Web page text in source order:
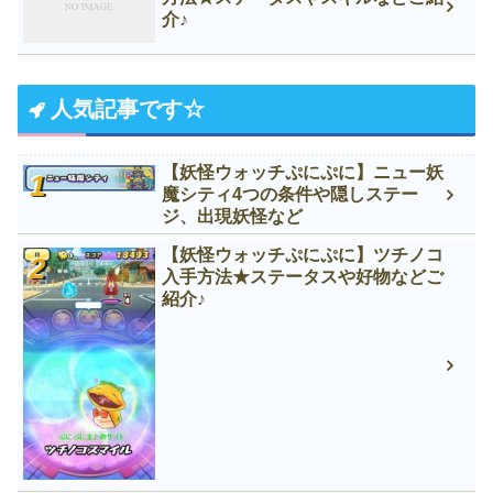
介♪
人気記事です☆
【妖怪ウォッチぷにぷに】ニュー妖
魔シティ4つの条件や隠しステー
ジ、出現妖怪など
【妖怪ウォッチぷにぷに】ツチノコ
入手方法★ステータスや好物などご
紹介♪